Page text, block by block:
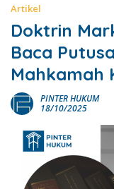
Artikel
Doktrin
Baca
Mahkamah
PINTER HUKUM
18/10/2025